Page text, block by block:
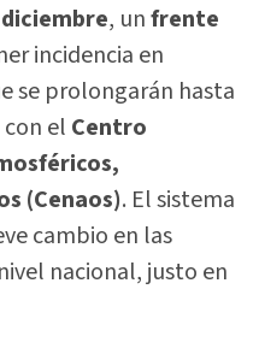
, unfrente
incidencia en
se prolongarán hasta
el Centro
(Cenaos). El sistema
cambio en las
nacional, justo en